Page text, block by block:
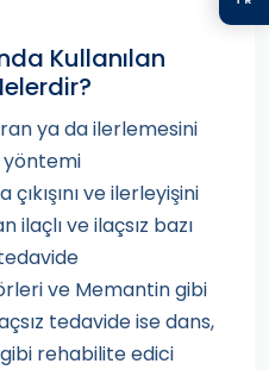
Kullanılan
ya da ilerlemesini
yöntemi
ve ilerleyişini
ilaçlı ve ilaçsız bazı
ve Memantin gibi
tedavide ise dans,
rehabilite edici